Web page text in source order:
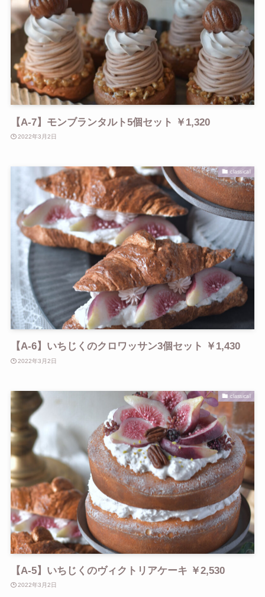
【A-7】モンブランタルト5個セット ￥1,320
2022年3月2日
classical
【A-6】いちじくのクロワッサン3個セット ￥1,430
2022年3月2日
classical
【A-5】いちじくのヴィクトリアケーキ ￥2,530
2022年3月2日